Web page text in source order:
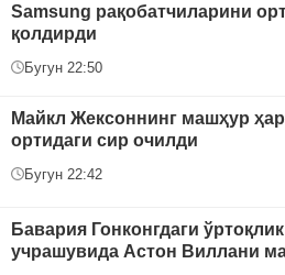
Samsung рақобатчиларини
қолдирди
Бугун 22:50
Майкл Жексоннинг машҳур
ортидаги сир очилди
Бугун 22:42
Бавария Гонконгдаги ўртоқлик
учрашувида Астон Виллани